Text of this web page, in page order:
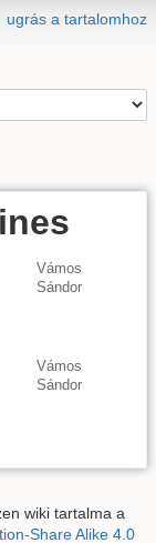
ugrás a tartalomhoz
Vámos
Sándor
Vámos
Sándor
wiki tartalma a
Share Alike 4.0